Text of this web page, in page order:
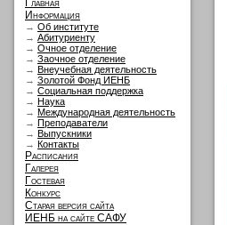
Главная
Информация
→ Об институте
→ Абитуриенту
→ Очное отделение
→ Заочное отделение
→ Внеучебная деятельность
→ Золотой Фонд ИЕНБ
→ Социальная поддержка
→ Наука
→ Международная деятельность
→ Преподаватели
→ Выпускники
→ Контакты
Расписания
Галерея
Гостевая
Конкурс
Старая версия сайта
ИЕНБ на сайте САФУ